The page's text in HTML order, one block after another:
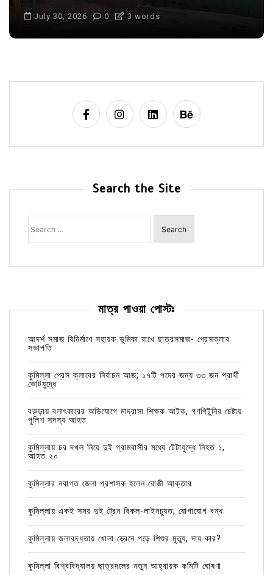
July 30, 2026 0 3 words
Search the Site
Search
for:
মাত্র পাওয়া পোস্টঃ
আদর্শ সমাজ বিনির্মাণে সহায়ক ভুমিকা রাখে ছাত্রসমাজ- প্রেসক্লাব
সভাপতি
কুমিল্লা প্রেস ক্লাবের নির্বাচন আজ; ১৭টি পদের জন্য ৩৩ জন প্রার্থী
ভোটযুদ্ধে
বরুড়ায় বলাৎকারের অভিযোগে মাদ্রাসা শিক্ষক আটক, গণপিটুনির চেষ্টায়
পুলিশ সদস্য আহত
কুমিল্লায় চর দখল নিয়ে দুই গ্রামবাসীর মধ্যে টেটাযুদ্ধে নিহত ১,
আহত ২০
কুমিল্লার নবাগত জেলা প্রশাসক হলেন রোজী আক্তার
কুমিল্লায় একই সময় দুই ট্রেন বিকল-লাইনচ্যুত; যোগাযোগ বন্ধ
কুমিল্লায় জলাবদ্ধতায় খোলা ড্রেনে পড়ে শিশুর মৃত্যু, দায় কার?
কুমিল্লা বিশ্ববিদ্যালয় ছাত্রদলের নতুন আহ্বায়ক কমিটি ঘোষণা